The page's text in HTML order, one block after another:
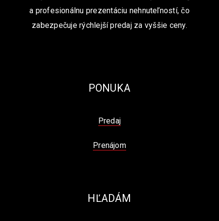
a profesionálnu prezentáciu nehnuteľností, čo
zabezpečuje rýchlejší predaj za vyššie ceny.
PONUKA
Predaj
Prenájom
HĽADÁM